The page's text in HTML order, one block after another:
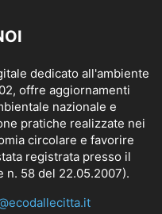
dedicato all'ambiente
offre aggiornamenti
nazionale e
pratiche realizzate nei
circolare e favorire
registrata presso il
58 del 22.05.2007).